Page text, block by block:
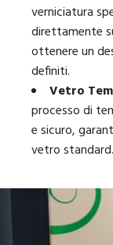
verniciatura
direttamente
ottenere un
definiti.
Vetro
processo di
e sicuro,
vetro standard.